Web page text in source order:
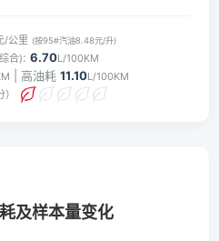
/公里 (按95#汽油8.48元/升)
合): 6.70L/100KM
| 高油耗 11.10L/100KM
）